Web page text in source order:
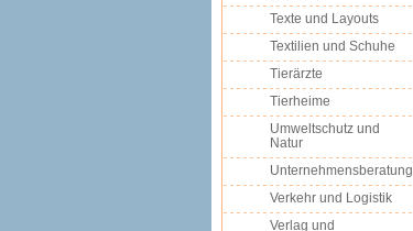
Texte und Layouts
Textilien und Schuhe
Tierärzte
Tierheime
Umweltschutz und
Natur
Unternehmensberatung
Verkehr und Logistik
Verlag und